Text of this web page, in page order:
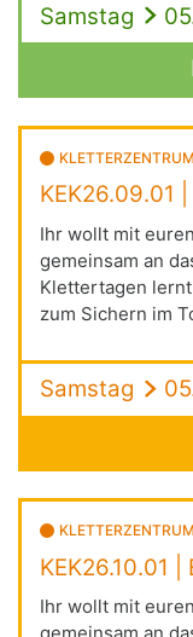
Samstag
KLETTERZENTRUM
KEK26.09.01
Ihr wollt mit
gemeinsam an
Klettertagen
zum Sichern im
Samstag
KLETTERZENTRUM
KEK26.10.01
Ihr wollt mit